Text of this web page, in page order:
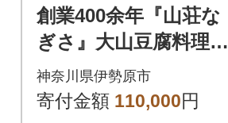
創業400余年『山荘な
ぎさ』大山豆腐料理を
堪能!ペア宿泊券 [024
2]
神奈川県伊勢原市
寄付金額 110,000円